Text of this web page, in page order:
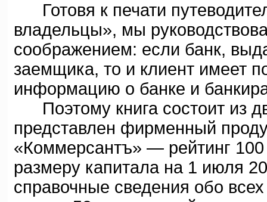
Готовя к печати
владельцы», мы
соображением: если банк,
заемщика, то и клиент имеет
информацию о банке и
Поэтому книга состоит из
представлен фирменный
«Коммерсантъ» — рейтинг
размеру капитала на 1 июля
справочные сведения обо всех